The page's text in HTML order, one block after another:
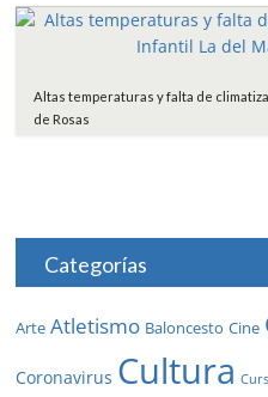
Altas temperaturas y falta de
de Rosas
Categorías
Arte Atletismo Baloncesto Cine
Coronavirus Cultura